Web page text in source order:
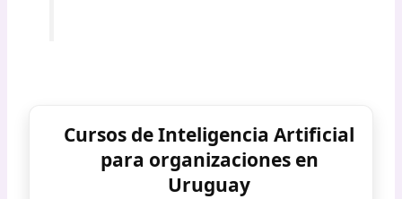
Cursos de Inteligencia Artificial
para organizaciones en
Uruguay